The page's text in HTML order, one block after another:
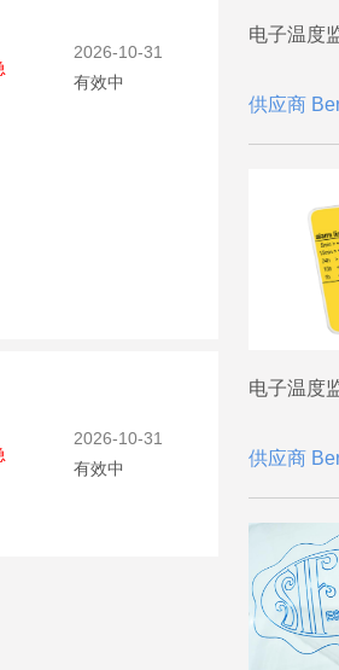
2026-10-31
有效中
2026-10-31
有效中
电子温度
供应商
电子温度
供应商